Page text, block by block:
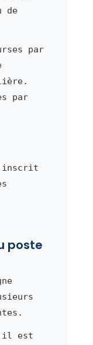
de
par
par
poste
il est